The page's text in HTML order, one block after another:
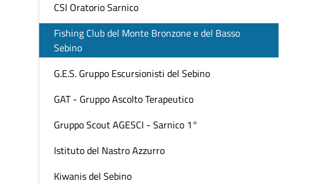
CSI Oratorio Sarnico
Fishing Club del Monte Bronzone e del Basso
Sebino
G.E.S. Gruppo Escursionisti del Sebino
GAT - Gruppo Ascolto Terapeutico
Gruppo Scout AGESCI - Sarnico 1°
Istituto del Nastro Azzurro
Kiwanis del Sebino